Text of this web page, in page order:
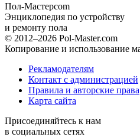
Пол-Мастерcom
Энциклопедия по устройству
и ремонту пола
© 2012–2026 Pol-Master.com
Копирование и использование
Рекламодателям
Контакт с администрацией
Правила и авторские права
Карта сайта
Присоединяйтесь к нам
в социальных сетях